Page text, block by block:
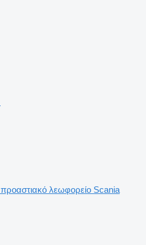
προαστιακό λεωφορείο Scania